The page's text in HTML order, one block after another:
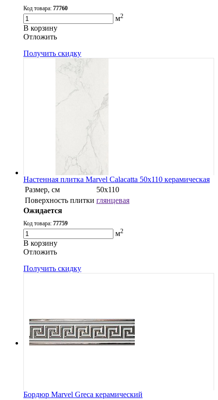
Код товара: 77760
м2
В корзину
Oтложить
Получить скидку
Настенная плитка Marvel Calacatta 50x110 керамическая
Размер, см
50x110
Поверхность плитки глянцевая
Ожидается
Код товара: 77759
м2
В корзину
Oтложить
Получить скидку
Бордюр Marvel Greca керамический